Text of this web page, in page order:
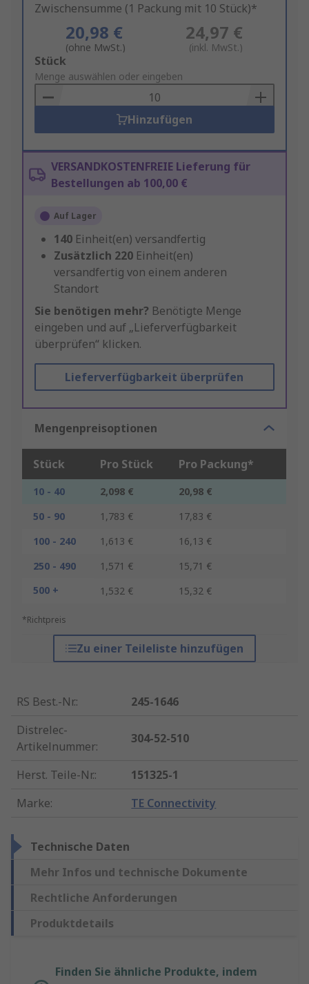
Zwischensumme (1 Packung mit 10 Stück)*
20,98 €
(ohne MwSt.)
24,97 €
(inkl. MwSt.)
Add
to
Basket
Stück
Menge auswählen oder eingeben
Hinzufügen
VERSANDKOSTENFREIE Lieferung für
Bestellungen ab 100,00 €
Auf Lager
140 Einheit(en) versandfertig
Zusätzlich 220 Einheit(en)
versandfertig von einem anderen
Standort
Sie benötigen mehr? Benötigte Menge
eingeben und auf „Lieferverfügbarkeit
überprüfen“ klicken.
Lieferverfügbarkeit überprüfen
Mengenpreisoptionen
Stück Pro Stück Pro Packung*
10 - 40 2,098 €
20,98 €
50 - 90
1,783 €
17,83 €
100 - 240
1,613 €
16,13 €
250 - 490
1,571 €
15,71 €
500 +
1,532 € 15,32 €
*Richtpreis
Zu einer Teileliste hinzufügen
RS Best.-Nr.:
245-1646
Distrelec-
Artikelnummer:
304-52-510
Herst. Teile-Nr.:
151325-1
Marke: TE Connectivity
Technische Daten
Mehr Infos und technische Dokumente
Rechtliche Anforderungen
Produktdetails
Finden Sie ähnliche Produkte, indem